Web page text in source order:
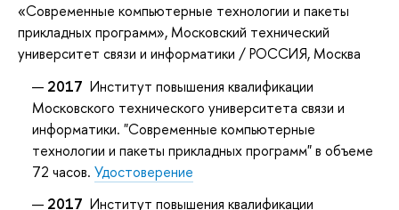
«Современные компьютерные технологии и пакеты
прикладных программ», Московский технический
университет связи и информатики / РОССИЯ, Москва
2017 Институт повышения квалификации
Московского технического университета связи и
информатики. "Современные компьютерные
технологии и пакеты прикладных программ" в объеме
72 часов. Удостоверение
2017 Институт повышения квалификации